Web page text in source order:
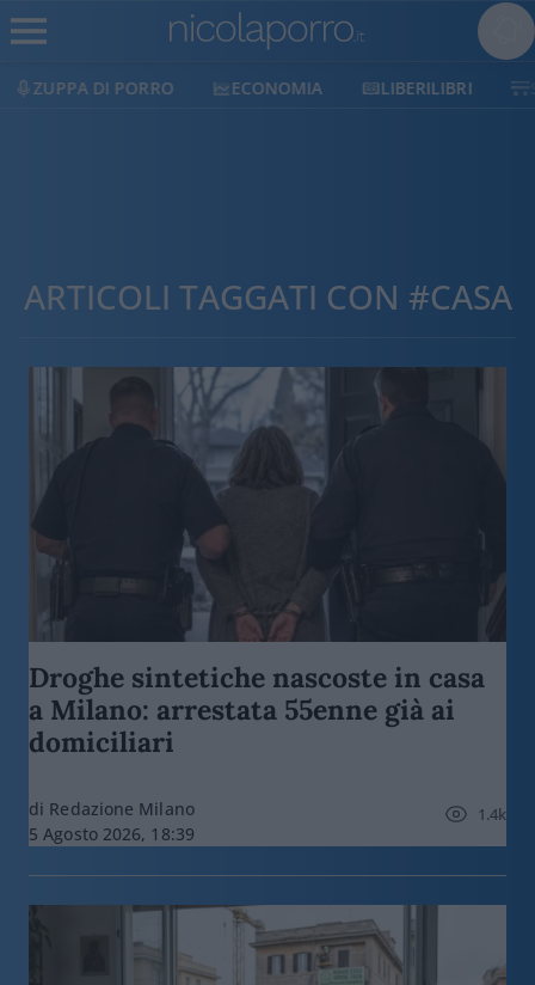
ECONOMIA LIBERILIBRI SHOP SOSTIENICI
ARTICOLI TAGGATI CON #CASA
Droghe sintetiche nascoste in casa
a Milano: arrestata 55enne già ai
domiciliari
di Redazione Milano
5 Agosto 2026, 18:39
1.4k